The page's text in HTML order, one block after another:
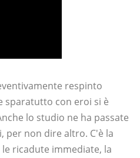
respinto
sparatutto con eroi si è
lo studio ne ha passate
per non dire altro. C'è la
le ricadute immediate, la